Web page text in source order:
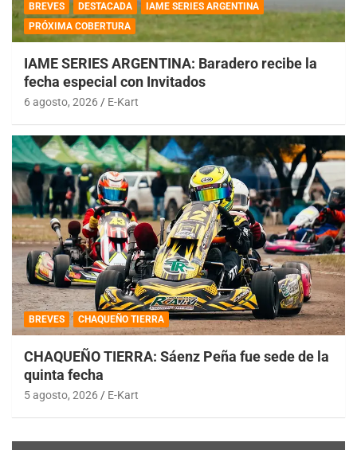
BREVES DESTACADA
IAME SERIES ARGENTINA
PRÓXIMA COBERTURA
IAME SERIES ARGENTINA: Baradero recibe la
fecha especial con Invitados
6 agosto, 2026 E-Kart
BREVES CHAQUEÑO TIERRA
CHAQUEÑO TIERRA: Sáenz Peña fue sede de la
quinta fecha
5 agosto, 2026 E-Kart